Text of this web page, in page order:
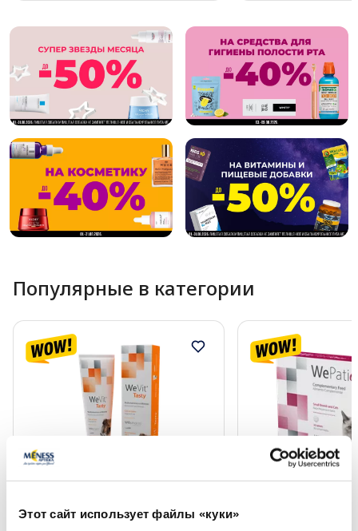
Этот сайт использует файлы «куки»
Популярные в категории